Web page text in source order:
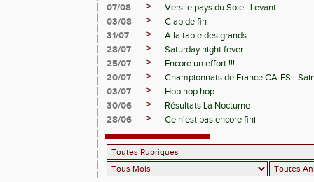
07/08
>
Vers le pays du Soleil Levant
03/08
>
Clap de fin
31/07
>
A la table des grands
28/07
>
Saturday night fever
25/07
>
Encore un effort !!!
20/07
>
Championnats de France CA-ES -
03/07
>
Hop hop hop
30/06
>
Résultats La Nocturne
28/06
> Ce n'est pas encore fini